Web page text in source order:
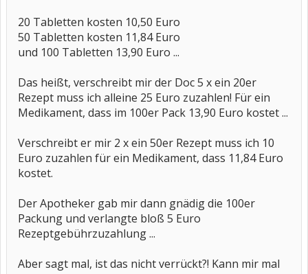
20 Tabletten kosten 10,50 Euro
50 Tabletten kosten 11,84 Euro
und 100 Tabletten 13,90 Euro ...
Das heißt, verschreibt mir der Doc 5 x ein 20er
Rezept muss ich alleine 25 Euro zuzahlen! Für ein
Medikament, dass im 100er Pack 13,90 Euro kostet ...
Verschreibt er mir 2 x ein 50er Rezept muss ich 10
Euro zuzahlen für ein Medikament, dass 11,84 Euro
kostet.
Der Apotheker gab mir dann gnädig die 100er
Packung und verlangte bloß 5 Euro
Rezeptgebührzuzahlung ...
Aber sagt mal, ist das nicht verrückt?! Kann mir mal